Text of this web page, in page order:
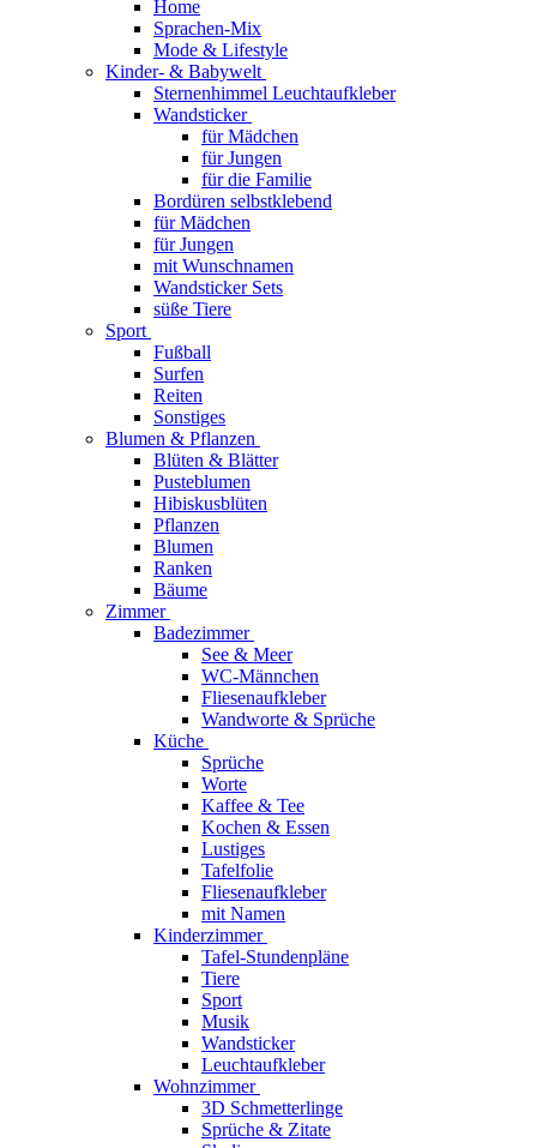
Home
Sprachen-Mix
Mode & Lifestyle
Kinder- & Babywelt
Sternenhimmel Leuchtaufkleber
Wandsticker
für Mädchen
für Jungen
für die Familie
Bordüren selbstklebend
für Mädchen
für Jungen
mit Wunschnamen
Wandsticker Sets
süße Tiere
Sport
Fußball
Surfen
Reiten
Sonstiges
Blumen & Pflanzen
Blüten & Blätter
Pusteblumen
Hibiskusblüten
Pflanzen
Blumen
Ranken
Bäume
Zimmer
Badezimmer
See & Meer
WC-Männchen
Fliesenaufkleber
Wandworte & Sprüche
Küche
Sprüche
Worte
Kaffee & Tee
Kochen & Essen
Lustiges
Tafelfolie
Fliesenaufkleber
mit Namen
Kinderzimmer
Tafel-Stundenpläne
Tiere
Sport
Musik
Wandsticker
Leuchtaufkleber
Wohnzimmer
3D Schmetterlinge
Sprüche & Zitate